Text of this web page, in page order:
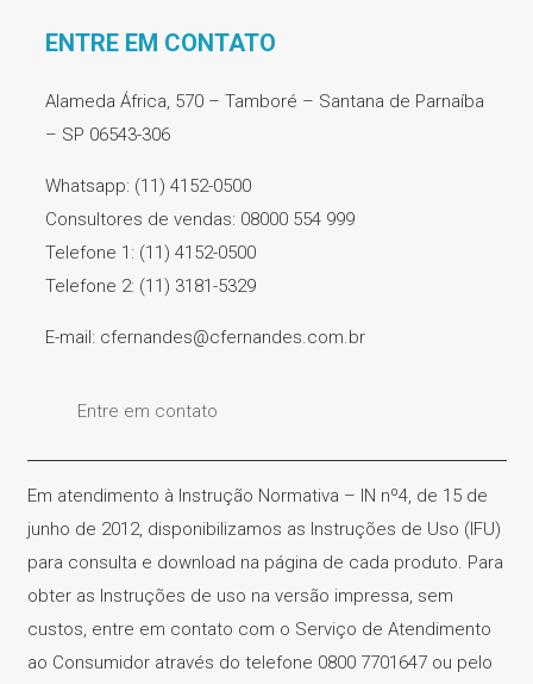
ENTRE EM CONTATO
Alameda África, 570 – Tamboré – Santana de Parnaíba
– SP 06543-306
Whatsapp: (11) 4152-0500
Consultores de vendas: 08000 554 999
Telefone 1: (11) 4152-0500
Telefone 2: (11) 3181-5329
E-mail: cfernandes@cfernandes.com.br
Entre em contato
Em atendimento à Instrução Normativa – IN nº4, de 15 de
junho de 2012, disponibilizamos as Instruções de Uso (IFU)
para consulta e download na página de cada produto. Para
obter as Instruções de uso na versão impressa, sem
custos, entre em contato com o Serviço de Atendimento
ao Consumidor através do telefone 0800 7701647 ou pelo